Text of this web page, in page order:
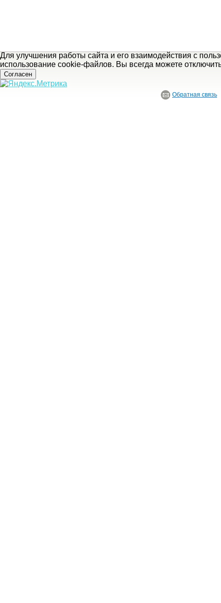
Для улучшения работы сайта и его взаимодействия с
использование cookie-файлов. Вы всегда можете
Согласен
Обратная связь